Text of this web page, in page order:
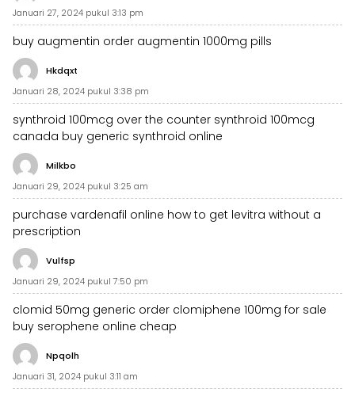
Januari 27, 2024 pukul 3:13 pm
buy augmentin order augmentin 1000mg pills
Hkdqxt
Januari 28, 2024 pukul 3:38 pm
synthroid 100mcg over the counter synthroid 100mcg
canada buy generic synthroid online
Milkbo
Januari 29, 2024 pukul 3:25 am
purchase vardenafil online how to get levitra without a
prescription
Vulfsp
Januari 29, 2024 pukul 7:50 pm
clomid 50mg generic order clomiphene 100mg for sale
buy serophene online cheap
Npqolh
Januari 31, 2024 pukul 3:11 am